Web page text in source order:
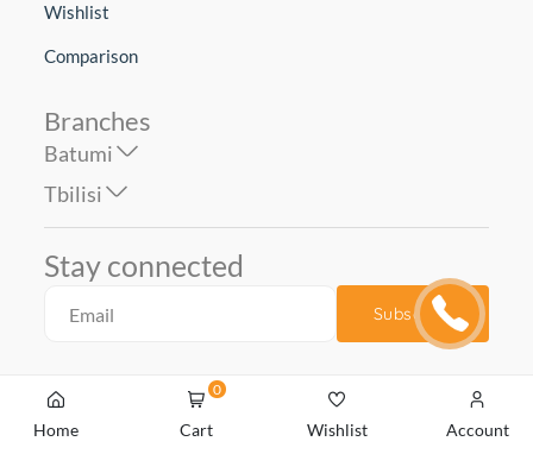
Home Cart
0
Wishlist Account
Wishlist
Comparison
Branches
Batumi
Tbilisi
Stay connected
Subscribe